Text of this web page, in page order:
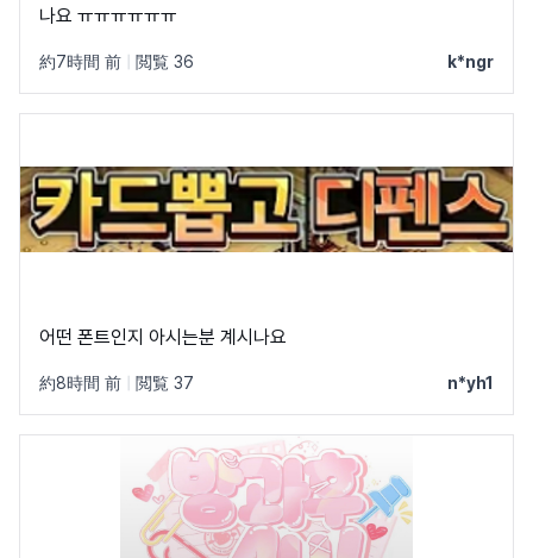
나요 ㅠㅠㅠㅠㅠㅠ
約7時間 前 閲覧 36 k*ngr
어떤 폰트인지 아시는분 계시나요
約8時間 前 閲覧 37 n*yh1